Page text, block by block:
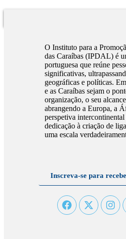
O Instituto para a
das Caraíbas (IPDAL) é
portuguesa que reúne
significativas,
geográficas e políticas.
e as Caraíbas sejam o
organização, o seu
abrangendo a Europa, a
perspetiva
dedicação à criação de
uma escala
Inscreva-se para